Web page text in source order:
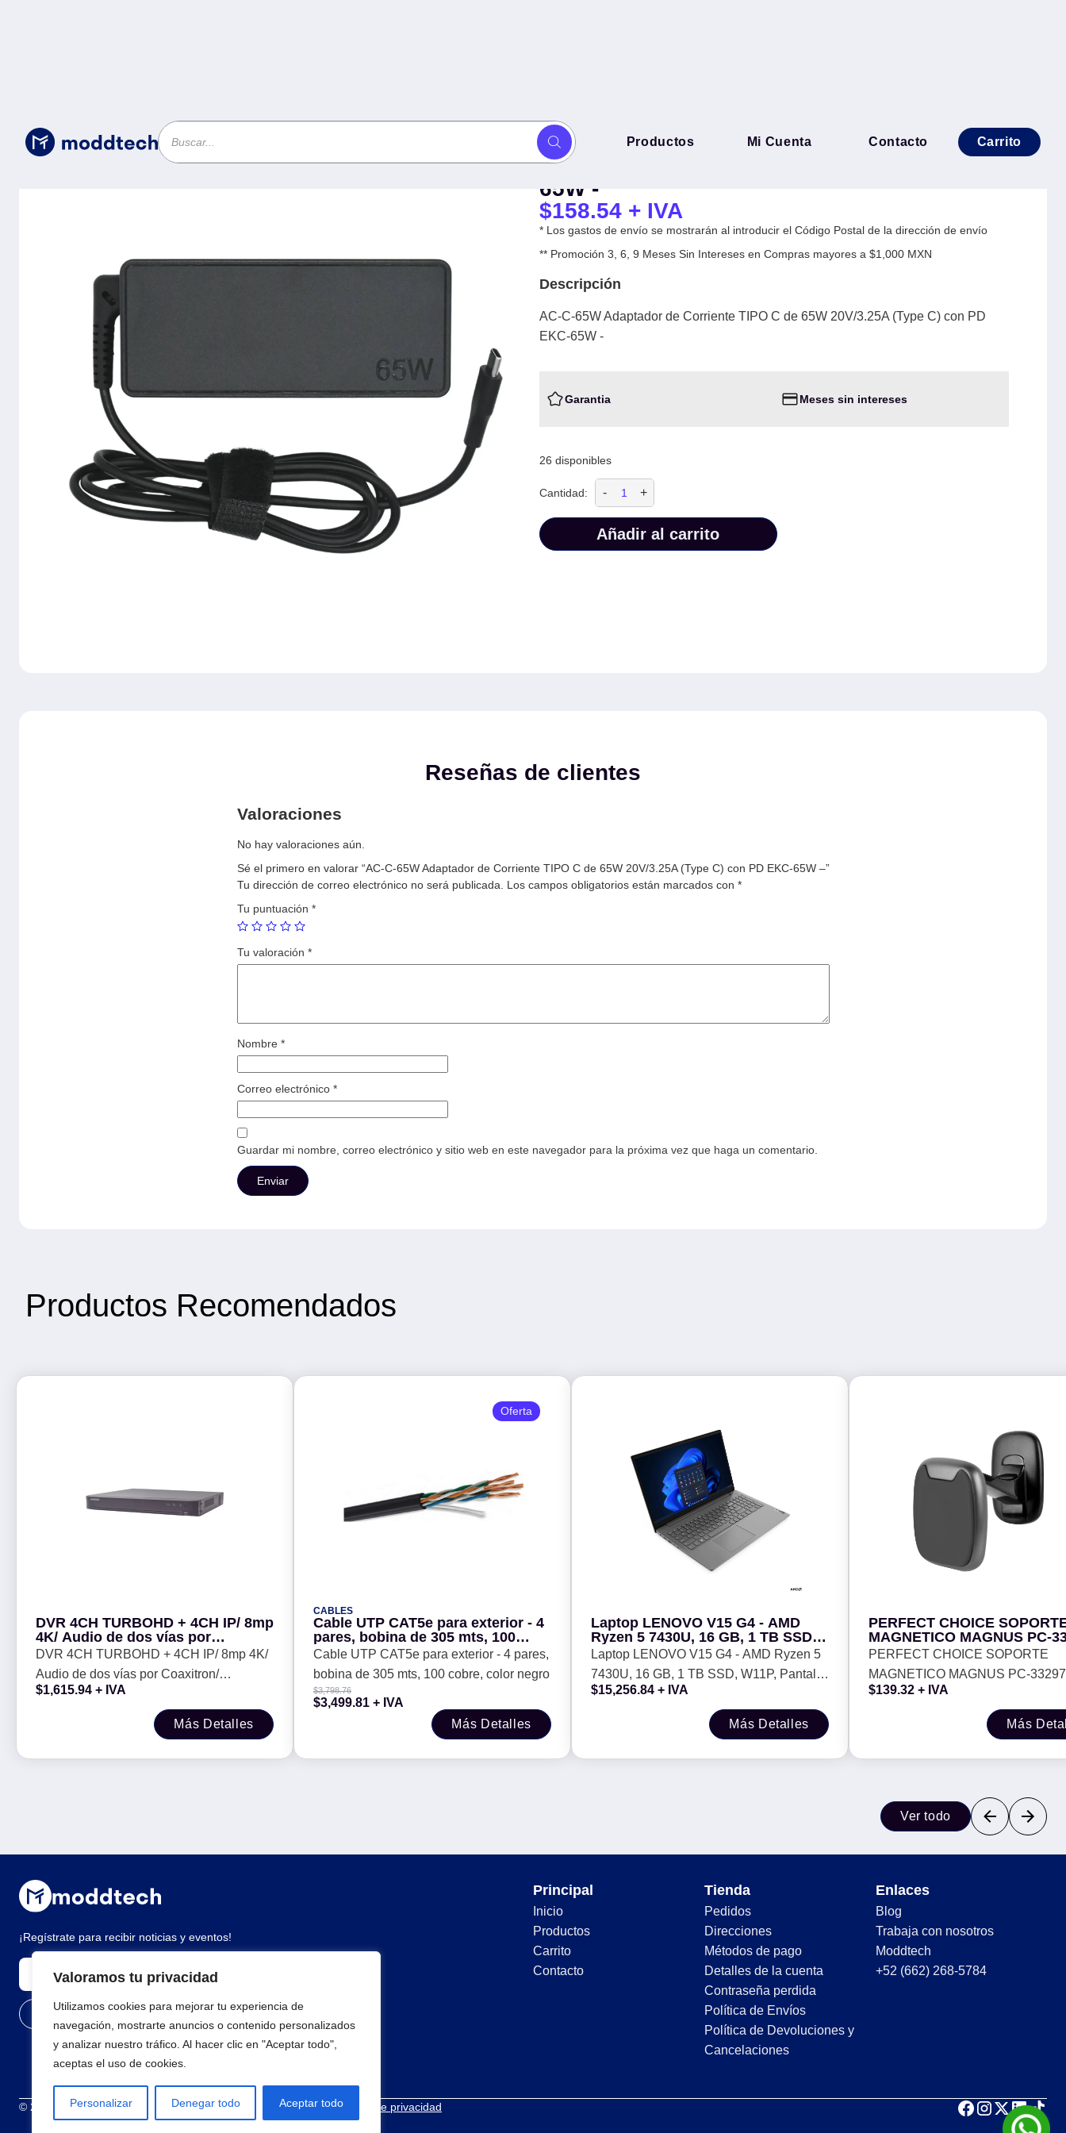
Valoramos tu privacidad
Utilizamos cookies para mejorar tu experiencia de
navegación, mostrarte anuncios o contenido personalizados
y analizar nuestro tráfico. Al hacer clic en "Aceptar todo",
aceptas el uso de cookies.
Personalizar Denegar todo Aceptar todo
Productos Mi Cuenta Contacto Carrito
Sin categoría/AC-C-65W Adaptador de Corriente TIPO C de 65W 20V/3.25A (Type C)
con PD EKC-65W -
AC-C-65W Adaptador de Corriente TIPO C
de 65W 20V/3.25A (Type C) con PD EKC-
65W -
$158.54+ IVA
* Los gastos de envío se mostrarán al introducir el Código Postal de la dirección de envío
** Promoción 3, 6, 9 Meses Sin Intereses en Compras mayores a $1,000 MXN
Descripción
AC-C-65W Adaptador de Corriente TIPO C de 65W 20V/3.25A (Type C) con PD
EKC-65W -
Garantia Meses sin intereses
26 disponibles
Cantidad: - +
Añadir al carrito
Reseñas de clientes
Valoraciones
No hay valoraciones aún.
Sé el primero en valorar “AC-C-65W Adaptador de Corriente TIPO C de 65W 20V/3.25A (Type C) con PD EKC-65W –”
Tu dirección de correo electrónico no será publicada.
Los campos obligatorios están marcados con *
Tu puntuación *
Tu valoración *
Nombre *
Correo electrónico *
Guardar mi nombre, correo electrónico y sitio web en este navegador para la próxima vez que haga un comentario.
Productos Recomendados
DVR 4CH TURBOHD + 4CH IP/ 8mp
4K/ Audio de dos vías por
Coaxitron/ ACUSENSE/
Reconocimiento Facial/ 1 Bahía
DD/ Salida de Video en 4K/ H.265+
-
DVR 4CH TURBOHD + 4CH IP/ 8mp 4K/
Audio de dos vías por Coaxitron/
ACUSENSE/ Reconocimiento Facial/ 1
Bahía DD/ Salida de Video en 4K/ H.265+
$1,615.94 + IVA
Más Detalles
CABLES
Cable UTP CAT5e para exterior - 4
pares, bobina de 305 mts, 100
cobre, color negro
Cable UTP CAT5e para exterior - 4 pares,
bobina de 305 mts, 100 cobre, color negro
$3,798.76
$3,499.81 + IVA
Más Detalles
Oferta
Laptop LENOVO V15 G4 - AMD
Ryzen 5 7430U, 16 GB, 1 TB SSD,
W11P, Pantalla 15, 6 pulgadas,
español, 1 año de garantia
Laptop LENOVO V15 G4 - AMD Ryzen 5
7430U, 16 GB, 1 TB SSD, W11P, Pantalla
15, 6 pulgadas, español, 1 año de
$15,256.84 + IVA
Más Detalles
PERFECT CHOICE
MAGNETICO MAGNUS PC-
-PERFECT CHOICE SOPORTE
MAGNETICO MAGNUS PC-
$139.32 + IVA
Más
Ver todo
¡Regístrate para recibir noticias y eventos!
Principal
Inicio
Productos
Carrito
Contacto
Tienda
Pedidos
Direcciones
Métodos de pago
Detalles de la cuenta
Contraseña perdida
Política de Envíos
Política de Devoluciones y
Cancelaciones
Enlaces
Blog
Trabaja con nosotros
Moddtech
+52 (662) 268-5784
© 2026 Todos los derechos reservados Términos y condicionesPolítica de privacidad